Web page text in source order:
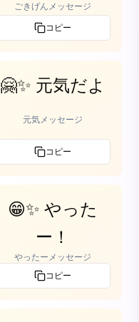
ごきげんメッセージ
コピー
🤗✨ 元気だよ
元気メッセージ
コピー
😁✨ やった
ー！
やったーメッセージ
コピー